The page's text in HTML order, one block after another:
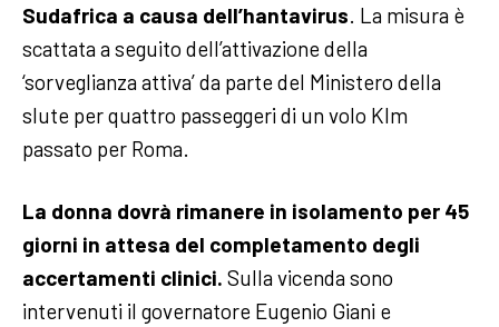
Sudafrica a causa dell’hantavirus. La misura è
scattata a seguito dell’attivazione della
‘sorveglianza attiva’ da parte del Ministero della
slute per quattro passeggeri di un volo Klm
passato per Roma.
La donna dovrà rimanere in isolamento per 45
giorni in attesa del completamento degli
accertamenti clinici. Sulla vicenda sono
intervenuti il governatore Eugenio Giani e